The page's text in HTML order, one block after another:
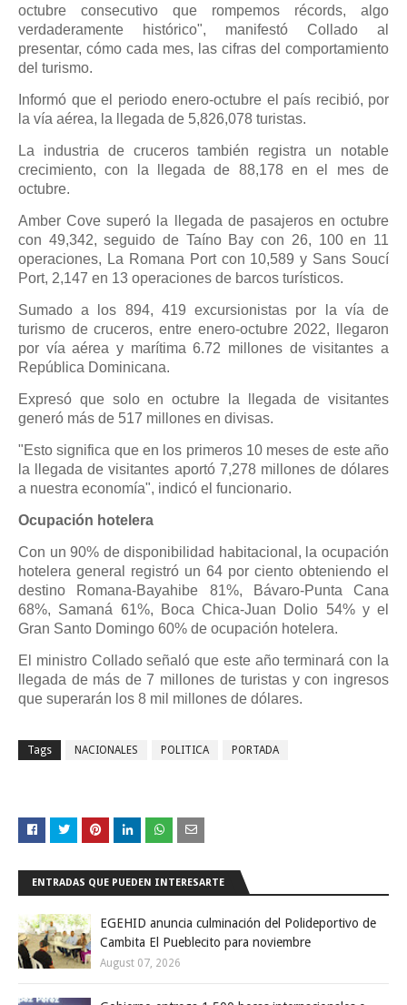
octubre consecutivo que rompemos récords, algo
verdaderamente histórico", manifestó Collado al
presentar, cómo cada mes, las cifras del comportamiento
del turismo.
Informó que el periodo enero-octubre el país recibió, por
la vía aérea, la llegada de 5,826,078 turistas.
La industria de cruceros también registra un notable
crecimiento, con la llegada de 88,178 en el mes de
octubre.
Amber Cove superó la llegada de pasajeros en octubre
con 49,342, seguido de Taíno Bay con 26, 100 en 11
operaciones, La Romana Port con 10,589 y Sans Soucí
Port, 2,147 en 13 operaciones de barcos turísticos.
Sumado a los 894, 419 excursionistas por la vía de
turismo de cruceros, entre enero-octubre 2022, llegaron
por vía aérea y marítima 6.72 millones de visitantes a
República Dominicana.
Expresó que solo en octubre la llegada de visitantes
generó más de 517 millones en divisas.
"Esto significa que en los primeros 10 meses de este año
la llegada de visitantes aportó 7,278 millones de dólares
a nuestra economía", indicó el funcionario.
Ocupación hotelera
Con un 90% de disponibilidad habitacional, la ocupación
hotelera general registró un 64 por ciento obteniendo el
destino Romana-Bayahibe 81%, Bávaro-Punta Cana
68%, Samaná 61%, Boca Chica-Juan Dolio 54% y el
Gran Santo Domingo 60% de ocupación hotelera.
El ministro Collado señaló que este año terminará con la
llegada de más de 7 millones de turistas y con ingresos
que superarán los 8 mil millones de dólares.
Tags NACIONALES POLITICA PORTADA
ENTRADAS QUE PUEDEN INTERESARTE
EGEHID anuncia culminación del Polideportivo de
Cambita El Pueblecito para noviembre
August 07, 2026